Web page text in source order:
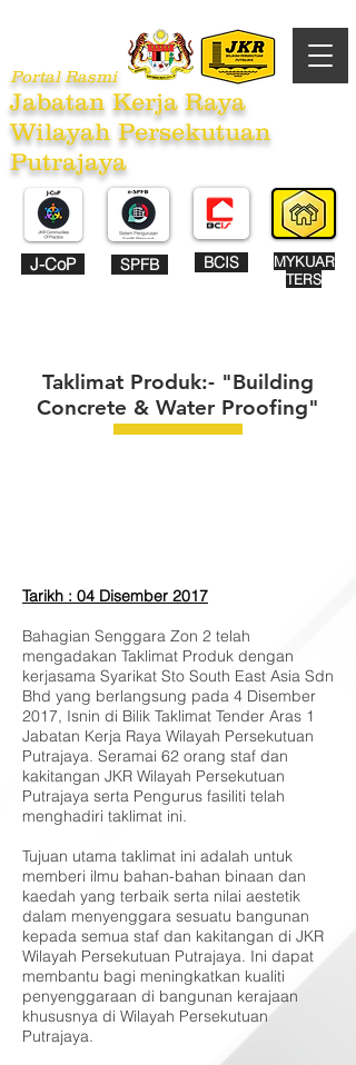
Portal Rasmi
Jabatan Kerja Raya
Wilayah Persekutuan
Putrajaya
J-CoP
MYKUAR
TERS
SPFB BCIS
Taklimat Produk:- "Building
Concrete & Water Proofing"
Tarikh : 04 Disember 2017
Bahagian Senggara Zon 2 telah
mengadakan Taklimat Produk dengan
kerjasama Syarikat Sto South East Asia Sdn
Bhd yang berlangsung pada 4 Disember
2017, Isnin di Bilik Taklimat Tender Aras 1
Jabatan Kerja Raya Wilayah Persekutuan
Putrajaya. Seramai 62 orang staf dan
kakitangan JKR Wilayah Persekutuan
Putrajaya serta Pengurus fasiliti telah
menghadiri taklimat ini.
Tujuan utama taklimat ini adalah untuk
memberi ilmu bahan-bahan binaan dan
kaedah yang terbaik serta nilai aestetik
dalam menyenggara sesuatu bangunan
kepada semua staf dan kakitangan di JKR
Wilayah Persekutuan Putrajaya. Ini dapat
membantu bagi meningkatkan kualiti
penyenggaraan di bangunan kerajaan
khususnya di Wilayah Persekutuan
Putrajaya.